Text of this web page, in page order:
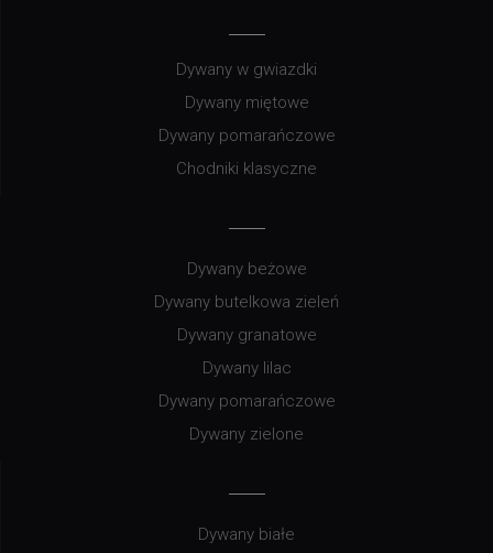
Dywany w gwiazdki
Dywany miętowe
Dywany pomarańczowe
Chodniki klasyczne
Dywany beżowe
Dywany butelkowa zieleń
Dywany granatowe
Dywany lilac
Dywany pomarańczowe
Dywany zielone
Dywany białe